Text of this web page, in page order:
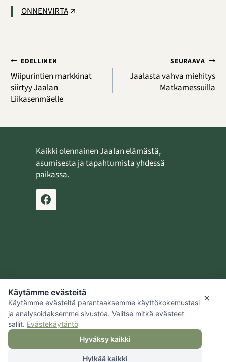
ONNENVIRTA
Artikkelien
selaus
EDELLINEN
Wiipurintien markkinat
siirtyy Jaalan
Liikasenmäelle
SEURAAVA
Jaalasta vahva miehitys
Matkamessuilla
Kaikki olennainen Jaalan elämästä,
asumisesta ja tapahtumista yhdessä
paikassa.
Jaalan kotiseutusäätiö
Kouvolan kaupunki
×
Käytämme evästeitä
Käytämme evästeitä parantaaksemme käyttökokemustasi
ja analysoidaksemme sivustoa. Valitse mitkä evästeet
sallit. Evästekäytäntö
Hyväksy kaikki
Hylkää kaikki